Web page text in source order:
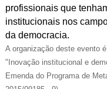
profissionais que
institucionais nos
da democracia.
A organização deste evento
"Inovação institucional e
Emenda do Programa de